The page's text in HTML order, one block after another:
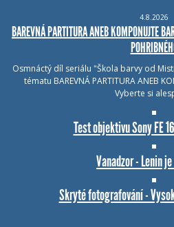
4.8.2026
BAREVNÁ PARTITURA ANEB KOMPONUJTE
Osmnáctý díl seriálu "Škola barvy od
tématu BAREVNÁ PARTITURA ANEB
Vyberte si
Test objektivu Sony FE
Vanadzor - Lenin
Skryté fotografování -